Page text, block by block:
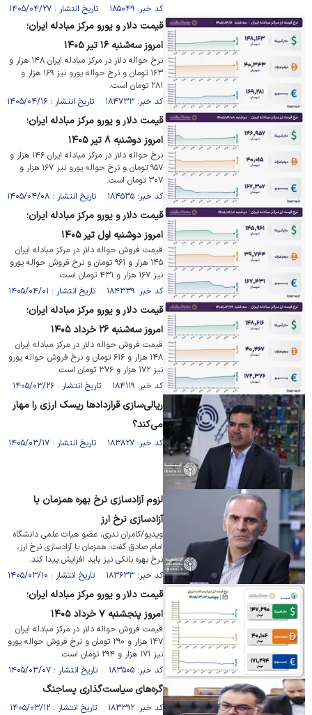
کد خبر: ۱۸۵۰۴۹ تاریخ انتشار : ۱۴۰۵/۰۴/۲۷
قیمت دلار و یورو مرکز مبادله ایران؛
امروز سه‌شنبه ۱۶ تیر ۱۴۰۵
نرخ حواله دلار در مرکز مبادله ایران ۱۴۸ هزار و
۱۶۳ تومان و نرخ حواله یورو نیز ۱۶۹ هزار و
۲۸۱ تومان است.
کد خبر: ۱۸۴۷۳۳ تاریخ انتشار : ۱۴۰۵/۰۴/۱۶
قیمت دلار و یورو مرکز مبادله ایران؛
امروز دوشنبه ۸ تیر ۱۴۰۵
نرخ حواله دلار در مرکز مبادله ایران ۱۴۶ هزار و
۹۵۷ تومان و نرخ حواله یورو نیز ۱۶۷ هزار و
۳۰۷ تومان است.
کد خبر: ۱۸۴۵۳۵ تاریخ انتشار : ۱۴۰۵/۰۴/۰۸
قیمت دلار و یورو مرکز مبادله ایران؛
امروز دوشنبه اول تیر ۱۴۰۵
قیمت فروش حواله دلار در مرکز مبادله ایران
۱۴۵ هزار و ۹۶۱ تومان و نرخ فروش حواله یورو
نیز ۱۶۷ هزار و ۴۳۱ تومان است.
کد خبر: ۱۸۴۳۳۹ تاریخ انتشار : ۱۴۰۵/۰۴/۰۱
قیمت دلار و یورو مرکز مبادله ایران؛
امروز سه‌شنبه ۲۶ خرداد ۱۴۰۵
قیمت فروش حواله دلار در مرکز مبادله ایران
۱۴۸ هزار و ۶۱۶ تومان و نرخ فروش حواله یورو
نیز ۱۷۲ هزار و ۳۷۶ تومان است.
کد خبر: ۱۸۴۱۱۹ تاریخ انتشار : ۱۴۰۵/۰۳/۲۶
ریالی‌سازی قرارداد‌ها ریسک ارزی را مهار
می‌کند؟
کد خبر: ۱۸۳۸۲۷ تاریخ انتشار : ۱۴۰۵/۰۳/۱۷
لزوم آزادسازی نرخ بهره همزمان با
آزادسازی نرخ ارز
ویدیو/کامران ندری، عضو هیات علمی دانشگاه
امام صادق گفت: همزمان با آزادسازی نرخ ارز،
نرخ بهره بانکی نیز باید افزایش پیدا کند.
کد خبر: ۱۸۳۶۳۳ تاریخ انتشار : ۱۴۰۵/۰۳/۱۰
قیمت دلار و یورو مرکز مبادله ایران؛
امروز پنجشنبه ۷ خرداد ۱۴۰۵
قیمت فروش حواله دلار در مرکز مبادله ایران
۱۴۷ هزار و ۲۹۰ تومان و نرخ فروش حواله یورو
نیز ۱۷۱ هزار و ۲۹۴ تومان است.
کد خبر: ۱۸۳۵۰۵ تاریخ انتشار : ۱۴۰۵/۰۳/۰۷
گره‌های سیاست‌گذاری پساجنگ
کد خبر: ۱۸۳۳۹۲ تاریخ انتشار : ۱۴۰۵/۰۳/۱۲